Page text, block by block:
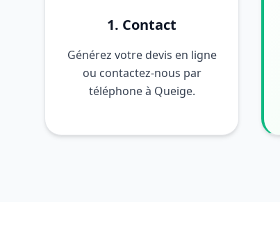
1. Contact
Générez votre devis en ligne
ou contactez-nous par
téléphone à Queige.